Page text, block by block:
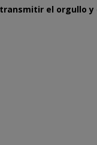
transmitir el orgullo y